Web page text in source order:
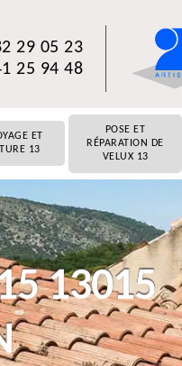
29 05 23
25 94 48
ET
13
POSE ET
RÉPARATION DE
VELUX 13
13015